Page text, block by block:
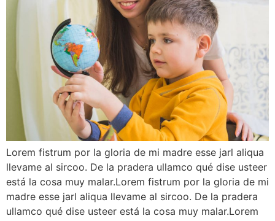
Lorem fistrum por la gloria de mi madre esse jarl aliqua
llevame al sircoo. De la pradera ullamco qué dise usteer
está la cosa muy malar.Lorem fistrum por la gloria de mi
madre esse jarl aliqua llevame al sircoo. De la pradera
ullamco qué dise usteer está la cosa muy malar.Lorem